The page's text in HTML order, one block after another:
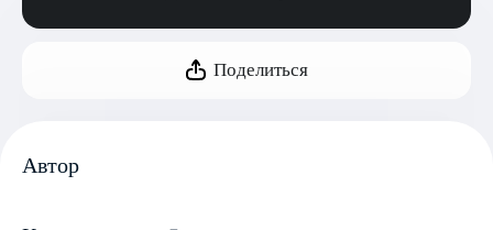
Поделиться
Автор